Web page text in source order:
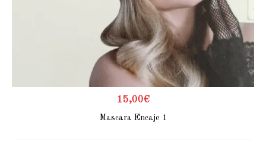
15,00€
Mascara Encaje 1